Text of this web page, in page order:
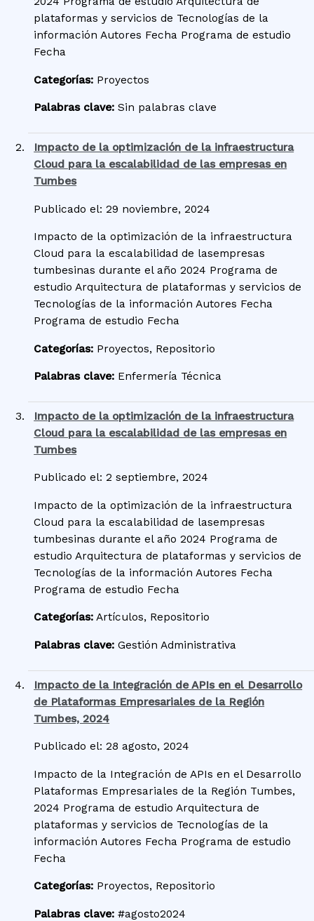
plataformas y servicios de Tecnologías de la
información Autores Fecha Programa de estudio
Fecha
Categorías: Proyectos
Palabras clave: Sin palabras clave
Impacto de la optimización de la infraestructura
Cloud para la escalabilidad de las empresas en
Tumbes
Publicado el: 29 noviembre, 2024
Impacto de la optimización de la infraestructura
Cloud para la escalabilidad de lasempresas
tumbesinas durante el año 2024 Programa de
estudio Arquitectura de plataformas y servicios de
Tecnologías de la información Autores Fecha
Programa de estudio Fecha
Categorías: Proyectos, Repositorio
Palabras clave: Enfermería Técnica
Impacto de la optimización de la infraestructura
Cloud para la escalabilidad de las empresas en
Tumbes
Publicado el: 2 septiembre, 2024
Impacto de la optimización de la infraestructura
Cloud para la escalabilidad de lasempresas
tumbesinas durante el año 2024 Programa de
estudio Arquitectura de plataformas y servicios de
Tecnologías de la información Autores Fecha
Programa de estudio Fecha
Categorías: Artículos, Repositorio
Palabras clave: Gestión Administrativa
Impacto de la Integración de APIs en el Desarrollo
de Plataformas Empresariales de la Región
Tumbes, 2024
Publicado el: 28 agosto, 2024
Impacto de la Integración de APIs en el Desarrollo
Plataformas Empresariales de la Región Tumbes,
2024 Programa de estudio Arquitectura de
plataformas y servicios de Tecnologías de la
información Autores Fecha Programa de estudio
Fecha
Categorías: Proyectos, Repositorio
Palabras clave: #agosto2024